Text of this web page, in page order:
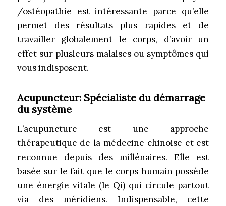
/ostéopathie est intéressante parce qu’elle
permet des résultats plus rapides et de
travailler globalement le corps, d’avoir un
effet sur plusieurs malaises ou symptômes qui
vous indisposent.
Acupuncteur: Spécialiste du démarrage
du système
L’acupuncture est une approche
thérapeutique de la médecine chinoise et est
reconnue depuis des millénaires. Elle est
basée sur le fait que le corps humain possède
une énergie vitale (le Qi) qui circule partout
via des méridiens. Indispensable, cette